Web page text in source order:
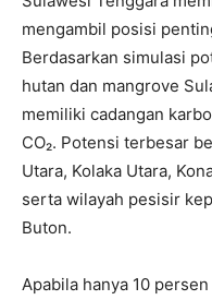
mengambil posisi
Berdasarkan simulasi
hutan dan mangrove
memiliki cadangan
CO₂. Potensi terbesar
Utara, Kolaka Utara,
serta wilayah pesisir
Buton.
Apabila hanya 10